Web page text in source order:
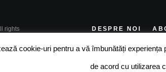
rights
DESPRE NOI
cookie-uri pentru a vă îmbunătăți
de acord cu utilizarea